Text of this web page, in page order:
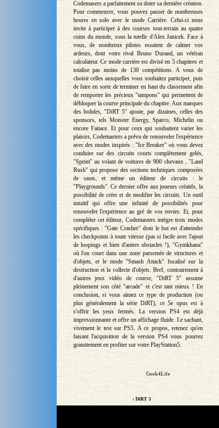
Codemasers a parfaitement su doter sa dernière création.
Pour commencer, vous pouvez passer de nombreuses
heures en solo avec le mode Carrière. Celui-ci nous
invite à participer à des courses tout-terrain au quatre
coins du monde, sous la tutelle d'Alex Janicek. Face à
vous, de nombreux pilotes essaient de calmer vos
ardeurs, dont votre rival Bruno Durand, un vétéran
calculateur. Ce mode carrière est divisé en 5 chapitres et
totalise pas moins de 130 compétitions. A vous de
choisir celles auxquelles vous souhaitez participer, puis
de faire en sorte de terminer en haut du classement afin
de remporter les précieux "tampons" qui permettent de
débloquer la course principale du chapitre. Aux marques
des bolides, "DiRT 5" ajoute, par dizaines, celles des
sponsors, tels Monster Energy, Sparco, Michelin ou
encore Fatiace. Et pour ceux qui souhaitent varier les
plaisirs, Codemasters a prévu de renouveler l'expérience
avec des modes inspirés : "Ice Breaker" où vous devez
conduire sur des circuits courts complètement gelés,
"Sprint" au volant de voitures de 900 chevaux , "Land
Rush" qui propose des sections techniques composées
de sauts, et même un éditeur de circuits : le
"Playgrounds". Ce dernier offre aux joueurs créatifs, la
possibilité de créer et de modifier les circuits. Un outil
intuitif qui offre une infinité de possibilités pour
renouveler l'expérience au gré de vos envies. Et, pour
compléter cet éditeur, Codemasters intègre trois modes
spécifiques : "Gate Crasher" dont le but est d'atteindre
les checkpoints à toute vitesse (pas si facile avec l'ajout
de loopings et bien d'autres obstacles !), "Gymkhana"
où l'on court dans une zone parsemée de structures et
d'objets, et le mode "Smash Attack" focalisé sur la
destruction et la collecte d'objets. Bref, contrairement à
d'autres jeux vidéo de course, "DiRT 5" assume
pleinement son côté "arcade" et c'est tant mieux ! En
conclusion, si vous aimez ce type de production (ou
plus généralement la série DiRT), ce 5e opus est à
s'offrir les yeux fermés. La version PS4 est déjà
impressionnante et offre un affichage fluide. Le sachant,
vivement le test sur PS5. A ce propos, retenez qu'en
faisant l'acquisition de la version PS4 vous pourrez
gratuitement en profiter sur votre PlayStation5.
Geek4Life
› DiRT 5